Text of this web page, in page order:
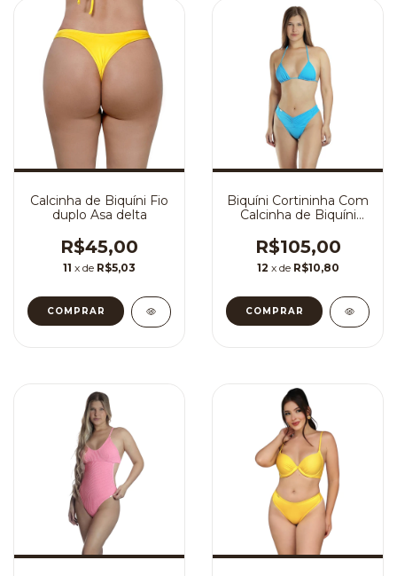
Calcinha de Biquíni Fio
duplo Asa delta
R$45,00
11 x de R$5,03
COMPRAR
Biquíni Cortininha Com
Calcinha de Biquíni
Duplo
R$105,00
12 x de R$10,80
COMPRAR